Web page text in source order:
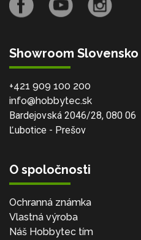
Showroom Slovensko
+421 909 100 200
info@hobbytec.sk
Bardejovská 2046/28, 080 06
Ľubotice - Prešov
O spoločnosti
Ochranná známka
Vlastná výroba
Náš Hobbytec tím